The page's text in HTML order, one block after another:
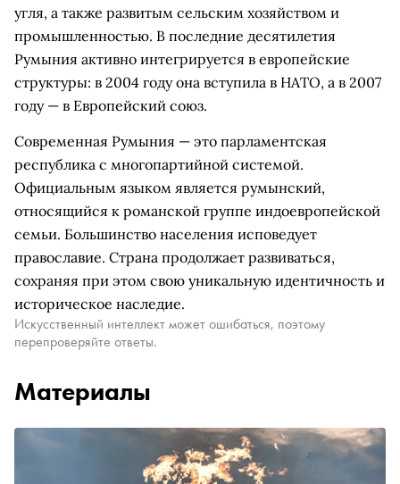
угля, а также развитым сельским хозяйством и
промышленностью. В последние десятилетия
Румыния активно интегрируется в европейские
структуры: в 2004 году она вступила в НАТО, а в 2007
году — в Европейский союз.
Современная Румыния — это парламентская
республика с многопартийной системой.
Официальным языком является румынский,
относящийся к романской группе индоевропейской
семьи. Большинство населения исповедует
православие. Страна продолжает развиваться,
сохраняя при этом свою уникальную идентичность и
историческое наследие.
Искусственный интеллект может ошибаться, поэтому
перепроверяйте ответы.
Материалы